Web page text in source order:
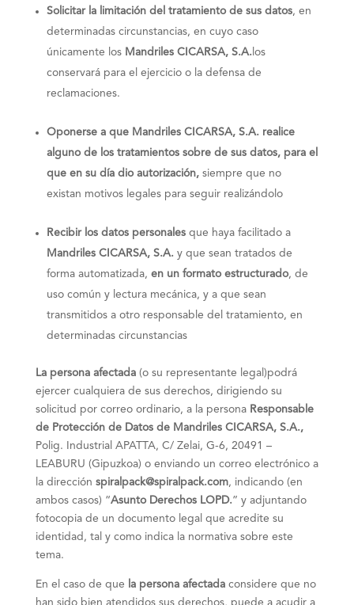
Solicitar la limitación del tratamiento de sus datos, en
determinadas circunstancias, en cuyo caso
únicamente los Mandriles CICARSA, S.A.los
conservará para el ejercicio o la defensa de
reclamaciones.
Oponerse a que Mandriles CICARSA, S.A.realice
alguno de los tratamientos sobre de sus datos, para el
que en su día dio autorización, siempre que no
existan motivos legales para seguir realizándolo
Recibir los datos personalesque haya facilitado a
Mandriles CICARSA, S.A.y que sean tratados de
forma automatizada, en un formato estructurado, de
uso común y lectura mecánica, y a que sean
transmitidos a otro responsable del tratamiento, en
determinadas circunstancias
La persona afectada(o su representante legal)podrá
ejercer cualquiera de sus derechos, dirigiendo su
solicitud por correo ordinario, a la persona Responsable
de Protección de Datos de Mandriles CICARSA, S.A.,
Polig. Industrial APATTA, C/ Zelai, G-6, 20491 –
LEABURU (Gipuzkoa) o enviando un correo electrónico a
la dirección spiralpack@spiralpack.com, indicando (en
ambos casos) “Asunto Derechos LOPD.” y adjuntando
fotocopia de un documento legal que acredite su
identidad, tal y como indica la normativa sobre este
tema.
En el caso de que la persona afectadaconsidere que no
han sido bien atendidos sus derechos, puede a acudir a